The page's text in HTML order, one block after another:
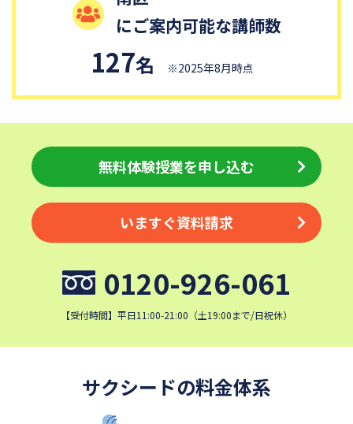
昌平中学校
成城中学校
細田学園中学校
帝京大学中学校
国府台女子学院中学部
平塚中等教育学校
埼玉栄中学校
城北埼玉中学校
日本大学中学校
麗澤中学校
同志社香里中学校
星野学園中学校
かえつ有明中学校
浦和ルーテル学院中学校
東京女学館中学校
帝塚山学院中学校
成蹊中学校
浜中学校
カリタス女子中学校
日本大学豊山中学校
にご案内可能な講師数
127名 ※2025年8月時点
無料体験授業を申し込む
いますぐ資料請求
0120-926-061
【受付時間】平日11:00-21:00（土19:00まで/日祝休）
サクシードの料金体系